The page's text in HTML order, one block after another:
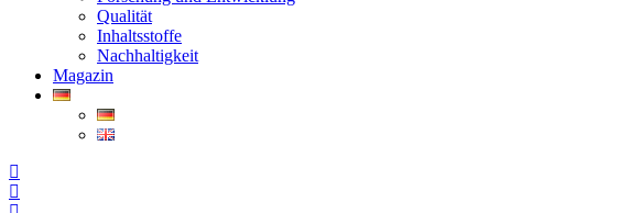
Qualität
Inhaltsstoffe
Nachhaltigkeit
Magazin